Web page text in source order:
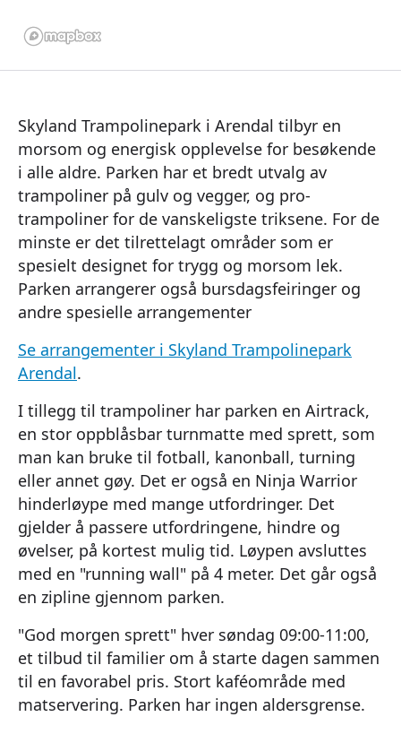
Skyland Trampolinepark i Arendal tilbyr en
morsom og energisk opplevelse for besøkende
i alle aldre. Parken har et bredt utvalg av
trampoliner på gulv og vegger, og pro-
trampoliner for de vanskeligste triksene. For de
minste er det tilrettelagt områder som er
spesielt designet for trygg og morsom lek.
Parken arrangerer også bursdagsfeiringer og
andre spesielle arrangementer
Se arrangementer i Skyland Trampolinepark
Arendal.
I tillegg til trampoliner har parken en Airtrack,
en stor oppblåsbar turnmatte med sprett, som
man kan bruke til fotball, kanonball, turning
eller annet gøy. Det er også en Ninja Warrior
hinderløype med mange utfordringer. Det
gjelder å passere utfordringene, hindre og
øvelser, på kortest mulig tid. Løypen avsluttes
med en "running wall" på 4 meter. Det går også
en zipline gjennom parken.
"God morgen sprett" hver søndag 09:00-11:00,
et tilbud til familier om å starte dagen sammen
til en favorabel pris. Stort kaféområde med
matservering. Parken har ingen aldersgrense.